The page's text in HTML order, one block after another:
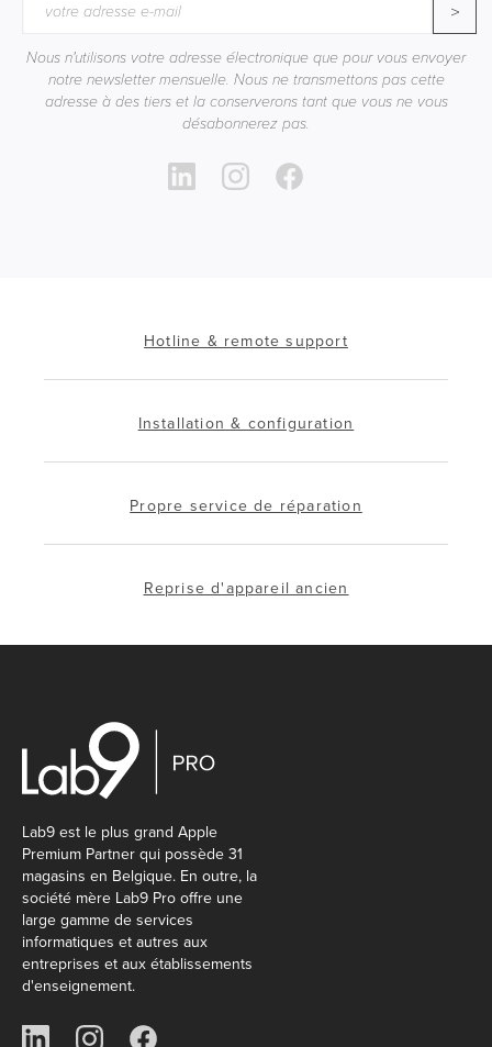
>
Nous n'utilisons votre adresse électronique que pour vous envoyer
notre newsletter mensuelle. Nous ne transmettons pas cette
adresse à des tiers et la conserverons tant que vous ne vous
désabonnerez pas.
Hotline & remote support
Installation & configuration
Propre service de réparation
Reprise d'appareil ancien
Lab9 est le plus grand Apple
Premium Partner qui possède 31
magasins en Belgique. En outre, la
société mère Lab9 Pro offre une
large gamme de services
informatiques et autres aux
entreprises et aux établissements
d'enseignement.